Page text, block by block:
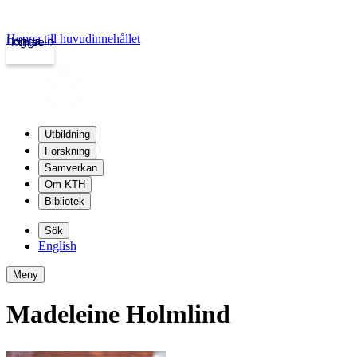
kth.se
Logga in
Hoppa till huvudinnehållet
Utbildning
Forskning
Samverkan
Om KTH
Bibliotek
Sök
English
Meny
Madeleine Holmlind